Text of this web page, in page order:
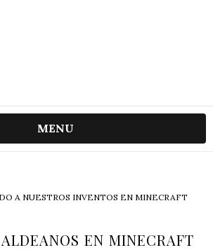
MENU
A NUESTROS INVENTOS EN MINECRAFT
EN MINECRAFT